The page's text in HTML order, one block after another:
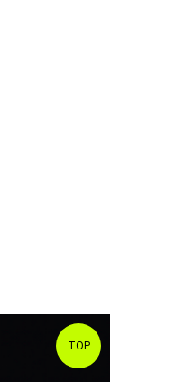
TOP